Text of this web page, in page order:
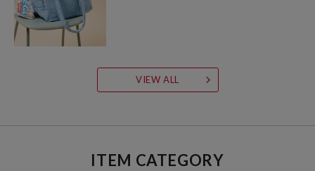
VIEW ALL
ITEM CATEGORY